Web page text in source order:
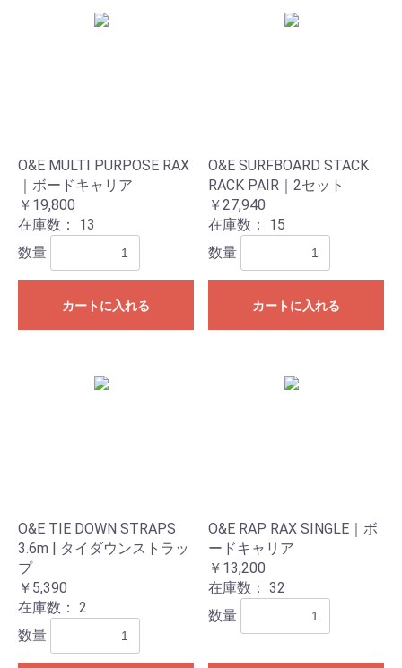
O&E MULTI PURPOSE RAX
｜ボードキャリア
￥19,800
在庫数： 13
数量
カートに入れる
O&E SURFBOARD STACK
RACK PAIR｜2セット
￥27,940
在庫数： 15
数量
カートに入れる
O&E TIE DOWN STRAPS
3.6m | タイダウンストラッ
プ
￥5,390
在庫数： 2
数量
O&E RAP RAX SINGLE｜ボ
ードキャリア
￥13,200
在庫数： 32
数量